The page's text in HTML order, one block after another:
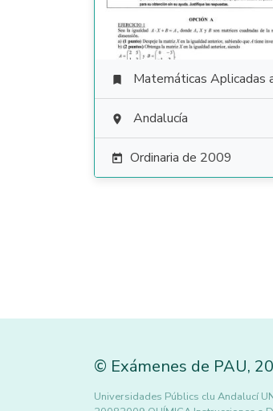
 Matemáticas Aplicadas a las Ciencias
 Andalucía
 Ordinaria de 2009
© Exámenes de PAU,
Universidades Públics clu Andalucí